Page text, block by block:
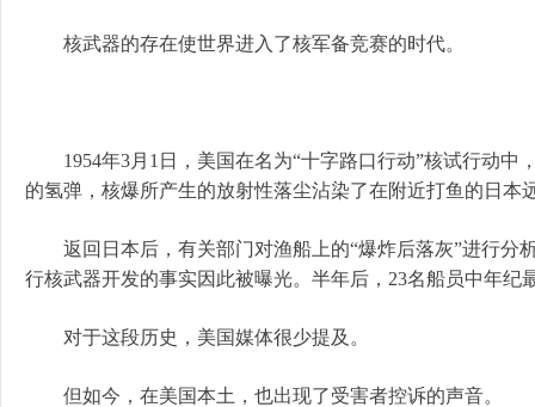
核武器的存在使世界进入了核军备竞赛的时代。
1954年3月1日，美国在名为“十字路口行动”核试行动中
的氢弹，核爆所产生的放射性落尘沾染了在附近打鱼的日本
返回日本后，有关部门对渔船上的“爆炸后落灰”进行分
行核武器开发的事实因此被曝光。半年后，23名船员中年
对于这段历史，美国媒体很少提及。
但如今，在美国本土，也出现了受害者控诉的声音。